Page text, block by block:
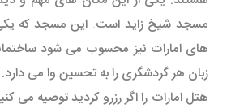
مسجد شیخ زاید است. این مسجد که
های امارات نیز محسوب می شود
زبان هر گردشگری را به تحسین وا می دارد.
هتل امارات را اگر رزرو کردید توصیه می